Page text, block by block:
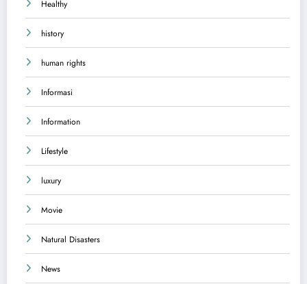
Healthy
history
human rights
Informasi
Information
Lifestyle
luxury
Movie
Natural Disasters
News